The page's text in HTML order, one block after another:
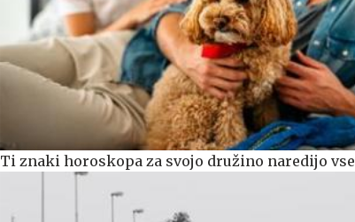
Ti znaki horoskopa za svojo družino naredijo vse